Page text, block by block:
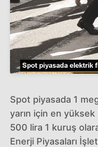
Spot piyasada 1
yarın için en
500 lira 1 kuruş
Enerji Piyasaları